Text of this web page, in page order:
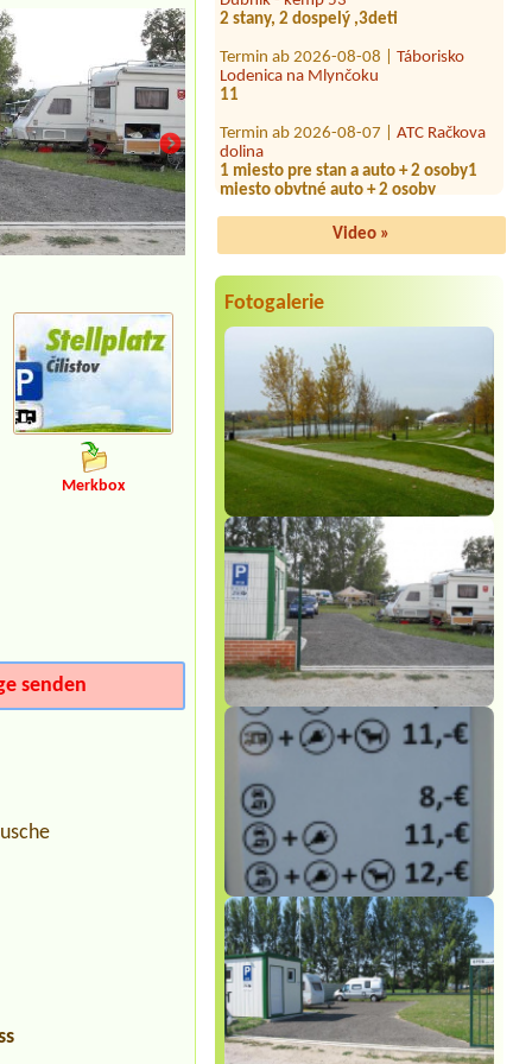
Termin ab 2026-08-08 |Táborisko
11
Termin ab 2026-08-07 |
1 miesto pre stan a auto + 2 osoby1
miesto obytné auto + 2 osoby
Termin ab 2026-08-14 |Vinianske
jazero
1x stellplatz (2 adults, 1 dog) +
electricity
Termin ab 2026-08-01 |
pod jazerom Hodruša
1 miesto pre jeden stan pre 2 osoby
Termin ab 2026-08-02 |
Podlesok
Termin ab 2026-08-06 |VDG Yacht
Centrum
1 tent, 1 person
Termin ab 2026-08-10 |
Auto Camping
Dubník - kemp 53
2 miesta pre stany pri vode
Video »
Fotogalerie
Merkbox
senden